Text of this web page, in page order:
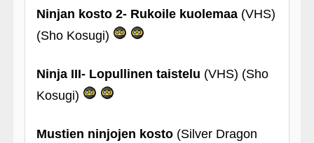
Ninjan kosto 2- Rukoile kuolemaa(VHS)
(Sho Kosugi)
Ninja III- Lopullinen taistelu (VHS) (Sho
Kosugi)
Mustien ninjojen kosto(Silver Dragon